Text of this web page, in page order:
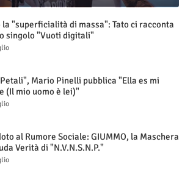
la "superficialità di massa": Tato ci racconta
singolo "Vuoti digitali"
Mario Pinelli pubblica "Ella es mi
(Il mio uomo è lei)"
al Rumore Sociale: GIUMMO, la Maschera
Verità di "N.V.N.S.N.P."